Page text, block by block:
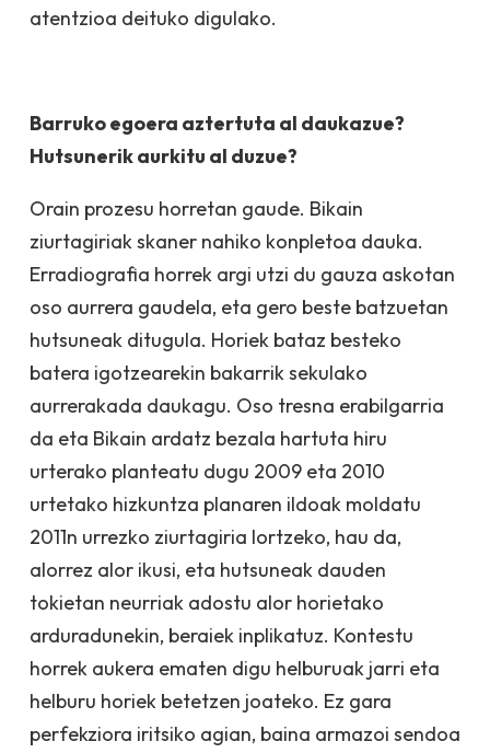
atentzioa deituko digulako.
Barruko egoera aztertuta al daukazue?
Hutsunerik aurkitu al duzue?
Orain prozesu horretan gaude. Bikain
ziurtagiriak skaner nahiko konpletoa dauka.
Erradiografia horrek argi utzi du gauza askotan
oso aurrera gaudela, eta gero beste batzuetan
hutsuneak ditugula. Horiek bataz besteko
batera igotzearekin bakarrik sekulako
aurrerakada daukagu. Oso tresna erabilgarria
da eta Bikain ardatz bezala hartuta hiru
urterako planteatu dugu 2009 eta 2010
urtetako hizkuntza planaren ildoak moldatu
2011n urrezko ziurtagiria lortzeko, hau da,
alorrez alor ikusi, eta hutsuneak dauden
tokietan neurriak adostu alor horietako
arduradunekin, beraiek inplikatuz. Kontestu
horrek aukera ematen digu helburuak jarri eta
helburu horiek betetzen joateko. Ez gara
perfekziora iritsiko agian, baina armazoi sendoa